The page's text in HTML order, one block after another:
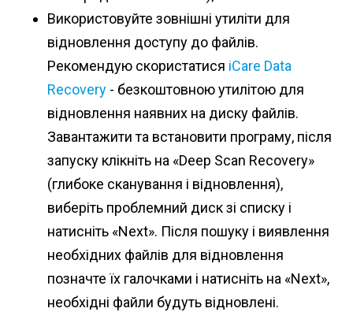
Використовуйте зовнішні утиліти для
відновлення доступу до файлів.
Рекомендую скористатися iCare Data
Recovery - безкоштовною утилітою для
відновлення наявних на диску файлів.
Завантажити та встановити програму, після
запуску клікніть на «Deep Scan Recovery»
(глибоке сканування і відновлення),
виберіть проблемний диск зі списку і
натисніть «Next». Після пошуку і виявлення
необхідних файлів для відновлення
позначте їх галочками і натисніть на «Next»,
необхідні файли будуть відновлені.